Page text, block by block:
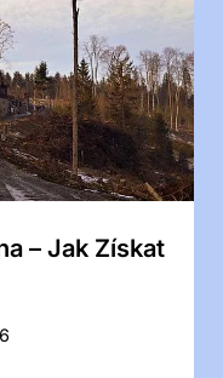
– Jak Získat